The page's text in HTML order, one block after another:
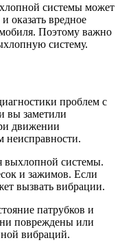
системы может
оказать вредное
Поэтому важно
систему.
проблем с
вы заметили
движении
неисправности.
выхлопной системы.
и зажимов. Если
вызвать вибрации.
патрубков и
повреждены или
вибраций.